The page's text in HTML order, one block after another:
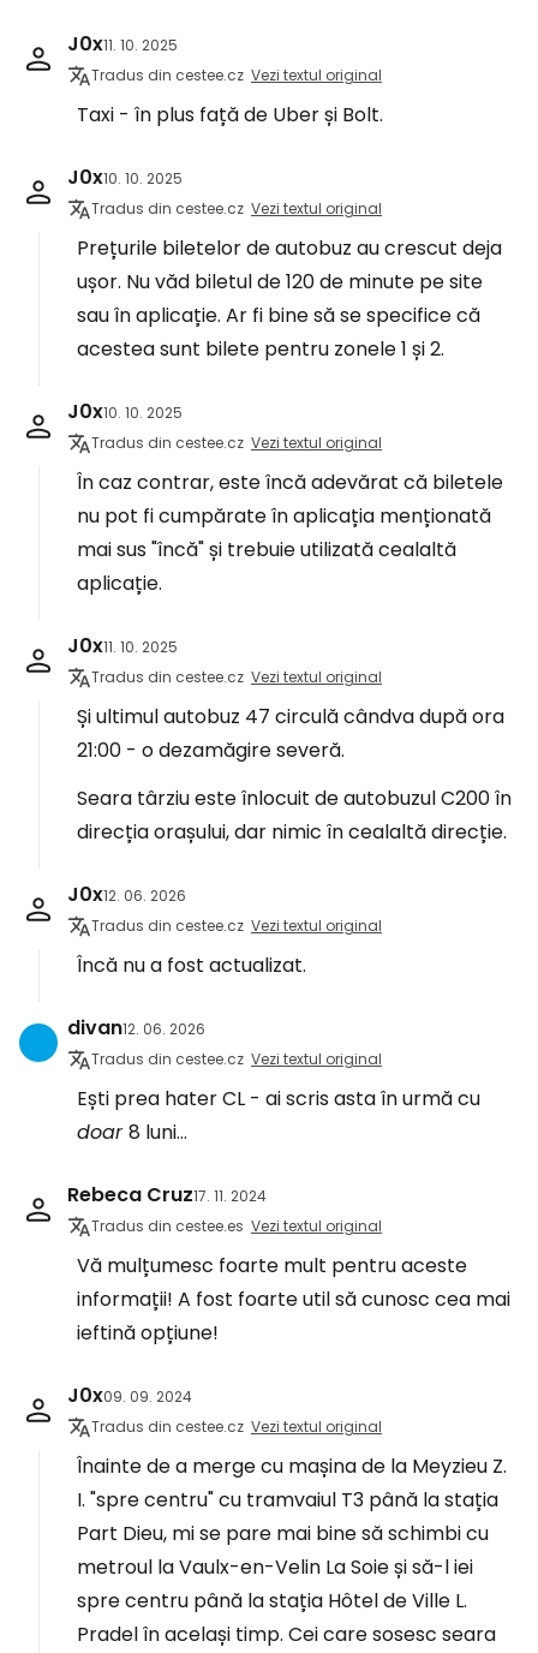
J0x11. 10. 2025
Tradus din cestee.cz Vezi textul original
Taxi - în plus față de Uber și Bolt.
J0x10. 10. 2025
Tradus din cestee.cz Vezi textul original
Prețurile biletelor de autobuz au crescut deja
ușor. Nu văd biletul de 120 de minute pe site
sau în aplicație. Ar fi bine să se specifice că
acestea sunt bilete pentru zonele 1 și 2.
J0x10. 10. 2025
Tradus din cestee.cz Vezi textul original
În caz contrar, este încă adevărat că biletele
nu pot fi cumpărate în aplicația menționată
mai sus "încă" și trebuie utilizată cealaltă
aplicație.
J0x11. 10. 2025
Tradus din cestee.cz Vezi textul original
Și ultimul autobuz 47 circulă cândva după ora
21:00 - o dezamăgire severă.
Seara târziu este înlocuit de autobuzul C200 în
direcția orașului, dar nimic în cealaltă direcție.
J0x12. 06. 2026
Tradus din cestee.cz Vezi textul original
Încă nu a fost actualizat.
divan12. 06. 2026
Tradus din cestee.cz Vezi textul original
Ești prea hater CL - ai scris asta în urmă cu
doar8 luni...
Rebeca Cruz17. 11. 2024
Tradus din cestee.es Vezi textul original
Vă mulțumesc foarte mult pentru aceste
informații! A fost foarte util să cunosc cea mai
ieftină opțiune!
J0x09. 09. 2024
Tradus din cestee.cz Vezi textul original
Înainte de a merge cu mașina de la Meyzieu Z.
I. "spre centru" cu tramvaiul T3 până la stația
Part Dieu, mi se pare mai bine să schimbi cu
metroul la Vaulx-en-Velin La Soie și să-l iei
spre centru până la stația Hôtel de Ville L.
Pradel în același timp. Cei care sosesc seara